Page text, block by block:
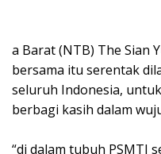
a Barat (NTB) The Sian
bersama itu serentak
seluruh Indonesia,
berbagi kasih dalam
“di dalam tubuh PSMTI